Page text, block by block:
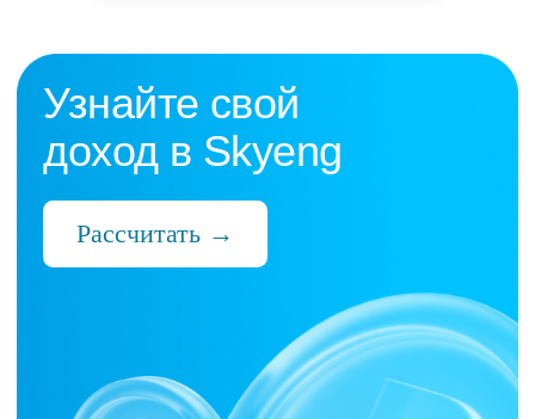
которые ценят:
Время
Готовые планы и материалы, онлайн-
платформа с автопроверкой заданий,
поддержка 24/7 и никакой бюрократии
Деньги
без штрафов и переработок, скрытых
условий и неприятных сюрпризов
Уважение к преподавателю и его